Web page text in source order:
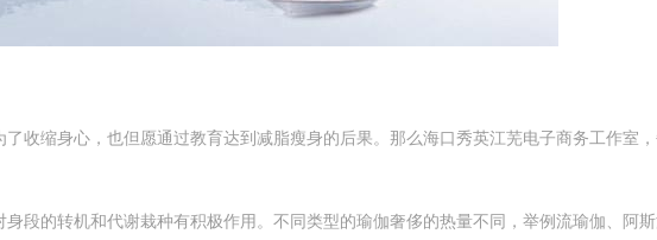
收缩身心，也但愿通过教育达到减脂瘦身的后果。那么海口秀英江芜电子商务工作室
段的转机和代谢栽种有积极作用。不同类型的瑜伽奢侈的热量不同，举例流瑜伽、阿